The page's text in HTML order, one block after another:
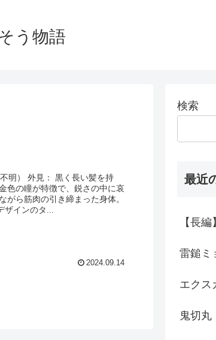
う物語
明） 外見： 黒く長い髪を持
色の瞳が特徴で、鋭さの中に哀
がら筋肉の引き締まった身体。
インのタ...
2024.09.14
検索
最近
【長
雷鎚ミ
エクス
鬼切丸